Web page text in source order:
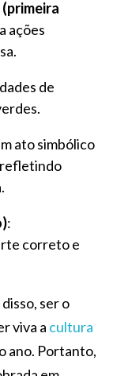
ações
de
ato simbólico
refletindo
:
correto e
ser o
viva a cultura
ano. Portanto,